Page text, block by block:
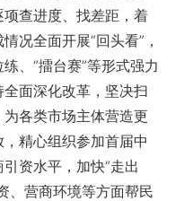
查进度、找差距，着
况全面开展“回头看”，
、“擂台赛”等形式强力
面深化改革，坚决扫
各类市场主体营造更
精心组织参加首届中
资水平，加快“走出
、营商环境等方面帮民